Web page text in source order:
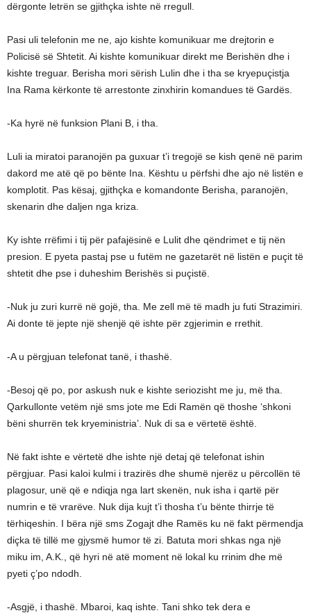
dërgonte letrën se gjithçka ishte në rregull.
Pasi uli telefonin me ne, ajo kishte komunikuar me drejtorin e
Policisë së Shtetit. Ai kishte komunikuar direkt me Berishën dhe i
kishte treguar. Berisha mori sërish Lulin dhe i tha se kryepuçistja
Ina Rama kërkonte të arrestonte zinxhirin komandues të Gardës.
-Ka hyrë në funksion Plani B, i tha.
Luli ia miratoi paranojën pa guxuar t’i tregojë se kish qenë në parim
dakord me atë që po bënte Ina. Kështu u përfshi dhe ajo në listën e
komplotit. Pas kësaj, gjithçka e komandonte Berisha, paranojën,
skenarin dhe daljen nga kriza.
Ky ishte rrëfimi i tij për pafajësinë e Lulit dhe qëndrimet e tij nën
presion. E pyeta pastaj pse u futëm ne gazetarët në listën e puçit të
shtetit dhe pse i duheshim Berishës si puçistë.
-Nuk ju zuri kurrë në gojë, tha. Me zell më të madh ju futi Strazimiri.
Ai donte të jepte një shenjë që ishte për zgjerimin e rrethit.
-A u përgjuan telefonat tanë, i thashë.
-Besoj që po, por askush nuk e kishte seriozisht me ju, më tha.
Qarkullonte vetëm një sms jote me Edi Ramën që thoshe ‘shkoni
bëni shurrën tek kryeministria’. Nuk di sa e vërtetë është.
Në fakt ishte e vërtetë dhe ishte një detaj që telefonat ishin
përgjuar. Pasi kaloi kulmi i trazirës dhe shumë njerëz u përcollën të
plagosur, unë që e ndiqja nga lart skenën, nuk isha i qartë për
numrin e të vrarëve. Nuk dija kujt t’i thosha t’u bënte thirrje të
tërhiqeshin. I bëra një sms Zogajt dhe Ramës ku në fakt përmendja
diçka të tillë me gjysmë humor të zi. Batuta mori shkas nga një
miku im, A.K., që hyri në atë moment në lokal ku rrinim dhe më
pyeti ç’po ndodh.
-Asgjë, i thashë. Mbaroi, kaq ishte. Tani shko tek dera e